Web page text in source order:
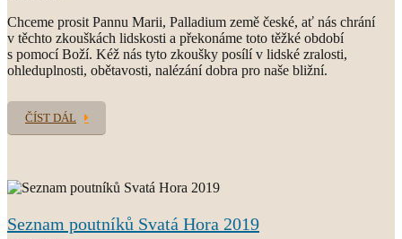
Chceme prosit Pannu Marii, Palladium země české, ať nás chrání
v těchto zkouškách lidskosti a překonáme toto těžké období
s pomocí Boží. Kéž nás tyto zkoušky posílí v lidské zralosti,
ohleduplnosti, obětavosti, nalézání dobra pro naše bližní.
ČÍST DÁL
Seznam poutníků Svatá Hora 2019